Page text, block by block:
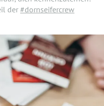
der #dornseifercrew